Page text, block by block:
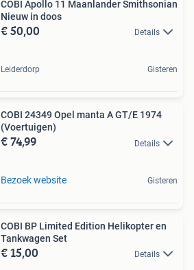
COBI Apollo 11 Maanlander Smithsonian
Nieuw in doos
€ 50,00 Details
Leiderdorp Gisteren
COBI 24349 Opel manta A GT/E 1974
(Voertuigen)
€ 74,99 Details
Bezoek website Gisteren
COBI BP Limited Edition Helikopter en
Tankwagen Set
€ 15,00 Details